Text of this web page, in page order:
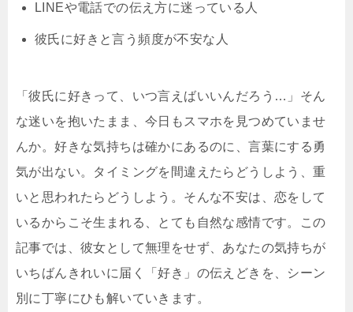
LINEや電話での伝え方に迷っている人
彼氏に好きと言う頻度が不安な人
「彼氏に好きって、いつ言えばいいんだろう…」そん
な迷いを抱いたまま、今日もスマホを見つめていませ
んか。好きな気持ちは確かにあるのに、言葉にする勇
気が出ない。タイミングを間違えたらどうしよう、重
いと思われたらどうしよう。そんな不安は、恋をして
いるからこそ生まれる、とても自然な感情です。この
記事では、彼女として無理をせず、あなたの気持ちが
いちばんきれいに届く「好き」の伝えどきを、シーン
別に丁寧にひも解いていきます。